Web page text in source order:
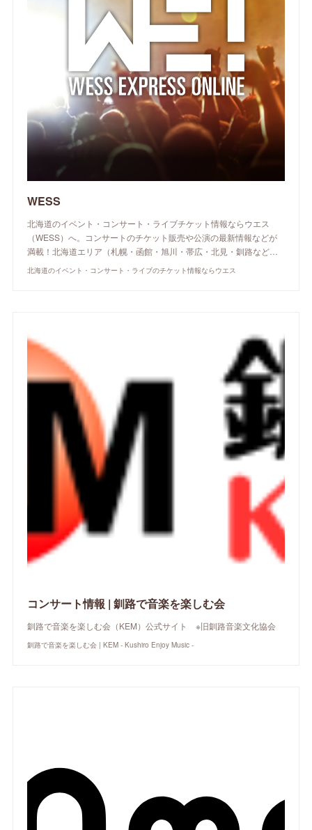
WESS
北海道のイベント・コンサート・ライブチケット情報ならウエス
（WESS）へ。コンサートのチケット販売や公演の最新情報などが
満載！北海道エリア（札幌・函館・旭川・帯広・北見・釧路など…
北海道のイベント・コンサート・ライブのチケット情報ならウエス
コンサート情報 | 釧路で音楽を楽しむ会
釧路で音楽を楽しむ会（KEM）公式サイト ※旧釧路音楽文化協会
釧路で音楽を楽しむ会 | KEM - Kushiro Enjoy Music -